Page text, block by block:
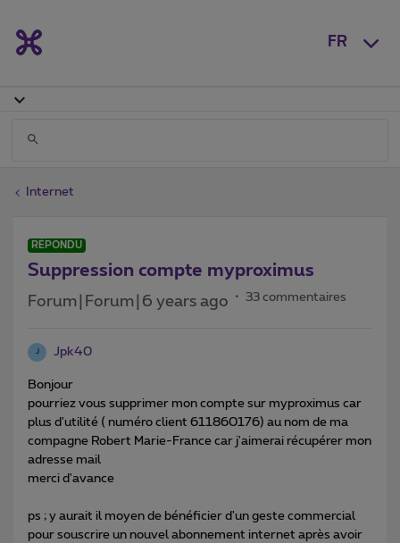
FR
Internet
RÉPONDU
Suppression compte myproximus
Forum|Forum|6 years ago 33 commentaires
J Jpk40
Bonjour
pourriez vous supprimer mon compte sur myproximus car
plus d'utilité ( numéro client 611860176) au nom de ma
compagne Robert Marie-France car j'aimerai récupérer mon
adresse mail
merci d'avance
ps ; y aurait il moyen de bénéficier d'un geste commercial
pour souscrire un nouvel abonnement internet après avoir